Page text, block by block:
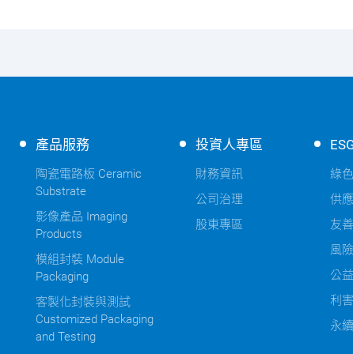
產品服務
陶瓷電路板 Ceramic
Substrate
影像產品 Imaging
Products
模組封裝 Module
Packaging
客製化封裝與測試
Customized Packaging
and Testing
投資人專區
財務資訊
公司治理
股東專區
綠
供
友
風
公
利
永